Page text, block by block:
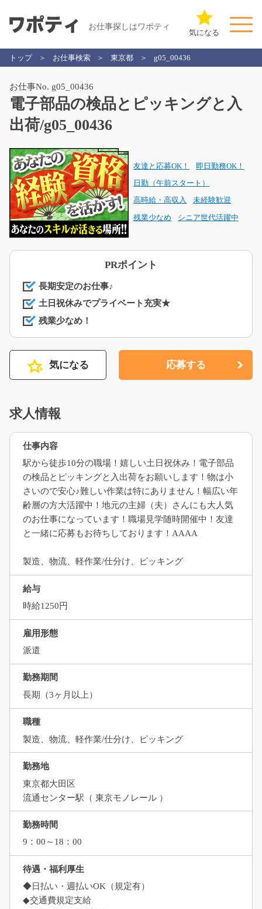
お仕事探しはワポティ
気になる
トップ お仕事検索 東京都 g05_00436
お仕事No. g05_00436
電子部品の検品とピッキングと入
出荷/g05_00436
友達と応募OK！ 即日勤務OK！
日勤（午前スタート）
高時給・高収入 未経験歓迎
残業少なめ シニア世代活躍中
PRポイント
長期安定のお仕事♪
土日祝休みでプライベート充実★
残業少なめ！
気になる 応募する
求人情報
仕事内容
駅から徒歩10分の職場！嬉しい土日祝休み！電子部品
の検品とピッキングと入出荷をお願いします！物は小
さいので安心♪難しい作業は特にありません！幅広い年
齢層の方大活躍中！地元の主婦（夫）さんにも大人気
のお仕事になっています！職場見学随時開催中！友達
と一緒に応募もお待ちしております！AAAA
製造、物流、軽作業/仕分け、ピッキング
給与
時給1250円
雇用形態
派遣
勤務期間
長期（3ヶ月以上）
職種
製造、物流、軽作業/仕分け、ピッキング
勤務地
東京都大田区
流通センター駅（ 東京モノレール ）
勤務時間
9：00～18：00
待遇・福利厚生
◆日払い・週払いOK（規定有）
◆交通費規定支給